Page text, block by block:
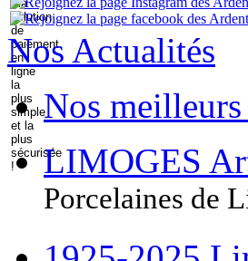
Nos Actualités
Nos
LIMOGES
Porcelaines de